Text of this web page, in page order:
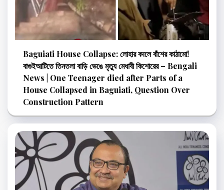
Baguiati House Collapse: লোহার বদলে বাঁশের কাঠামো!
বাগুইআটিতে তিনতলা বাড়ি ভেঙে মৃত্যু মেধাবী কিশোরের – Bengali
News | One Teenager died after Parts of a
House Collapsed in Baguiati, Question Over
Construction Pattern